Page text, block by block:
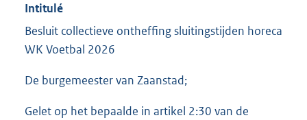
Intitulé
Besluit collectieve ontheffing sluitingstijden horeca
WK Voetbal 2026
De burgemeester van Zaanstad;
Gelet op het bepaalde in artikel 2:30 van de